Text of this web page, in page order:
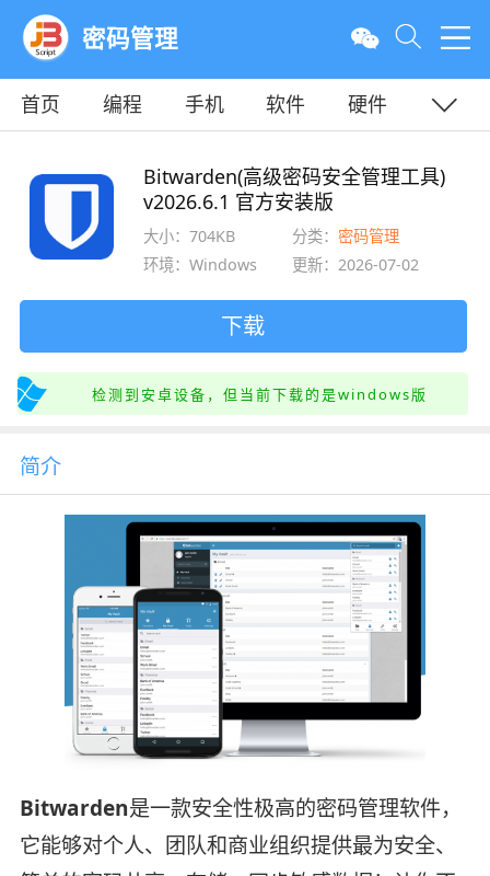
密码管理
首页 编程 手机 软件
硬件
Bitwarden(高级密码安全管理工具)
v2026.6.1 官方安装版
大小：704KB 分类：密码管理
环境：Windows
更新：2026-07-02
下载
检测到安卓设备，但当前下载的是windows版
简介
Bitwarden是一款安全性极高的密码管理软件，
它能够对个人、团队和商业组织提供最为安全、